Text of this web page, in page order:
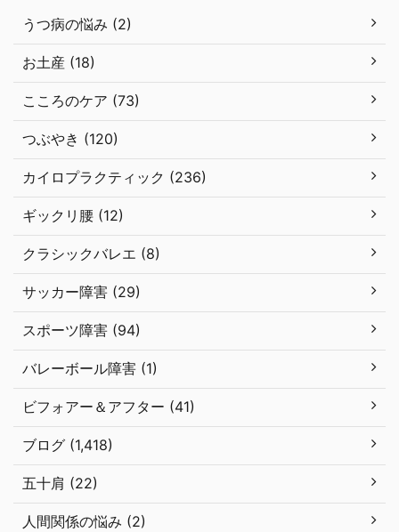
うつ病の悩み (2)
お土産 (18)
こころのケア (73)
つぶやき (120)
カイロプラクティック (236)
ギックリ腰 (12)
クラシックバレエ (8)
サッカー障害 (29)
スポーツ障害 (94)
バレーボール障害 (1)
ビフォアー＆アフター (41)
ブログ (1,418)
五十肩 (22)
人間関係の悩み (2)